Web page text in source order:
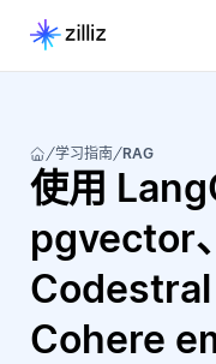
学习指南 RAG
使用
pgvector
Cohere